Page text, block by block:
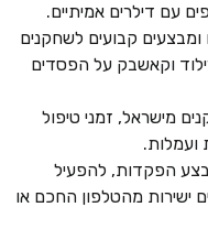
עם דילרים אמיתיים.
קבועים לשחקנים
רילוד וקאשבק על הפסדים
מישראל, זמני טיפול
ועמלות.
הפקדות, להפעיל
ישירות מהטלפון החכם או